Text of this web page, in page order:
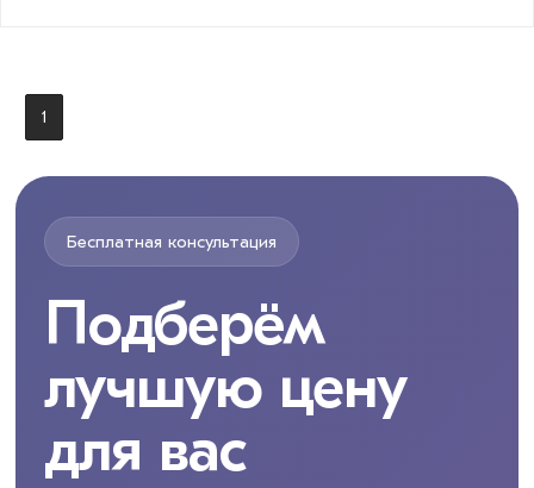
1
Бесплатная консультация
Подберём
лучшую цену
для вас